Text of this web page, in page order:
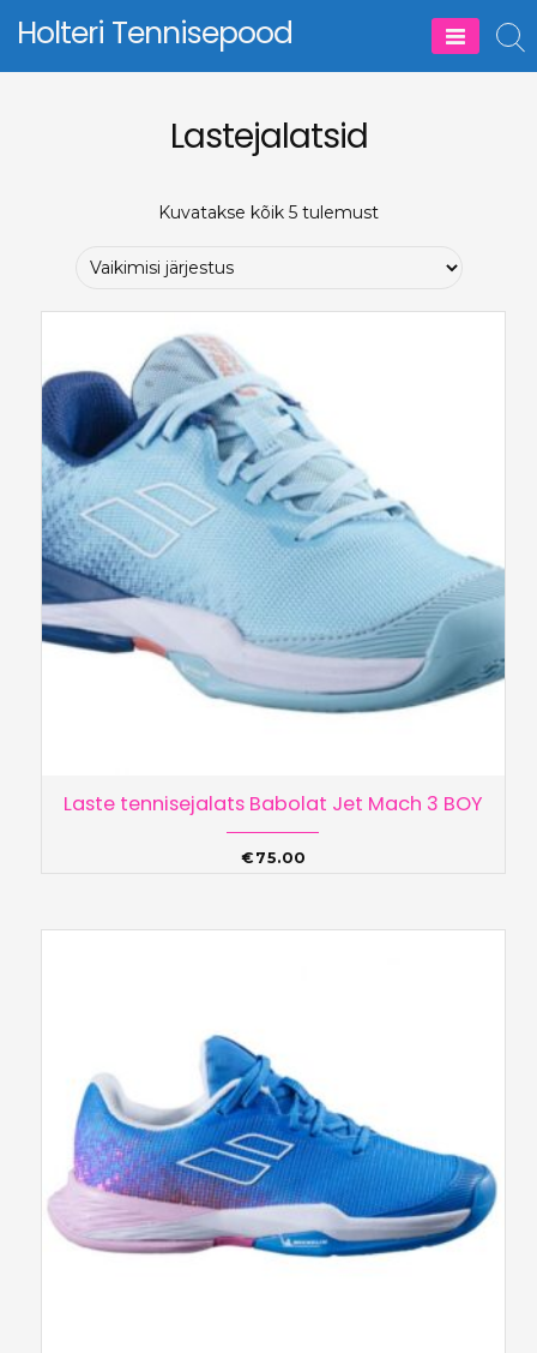
Holteri Tennisepood
Lastejalatsid
Kuvatakse kõik 5 tulemust
Laste tennisejalats Babolat Jet Mach 3 BOY
€ 75.00